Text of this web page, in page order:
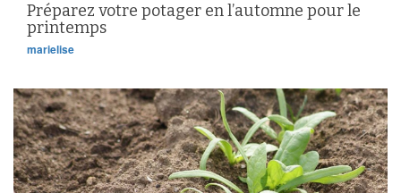
Préparez votre potager en l’automne pour le
printemps
marielise